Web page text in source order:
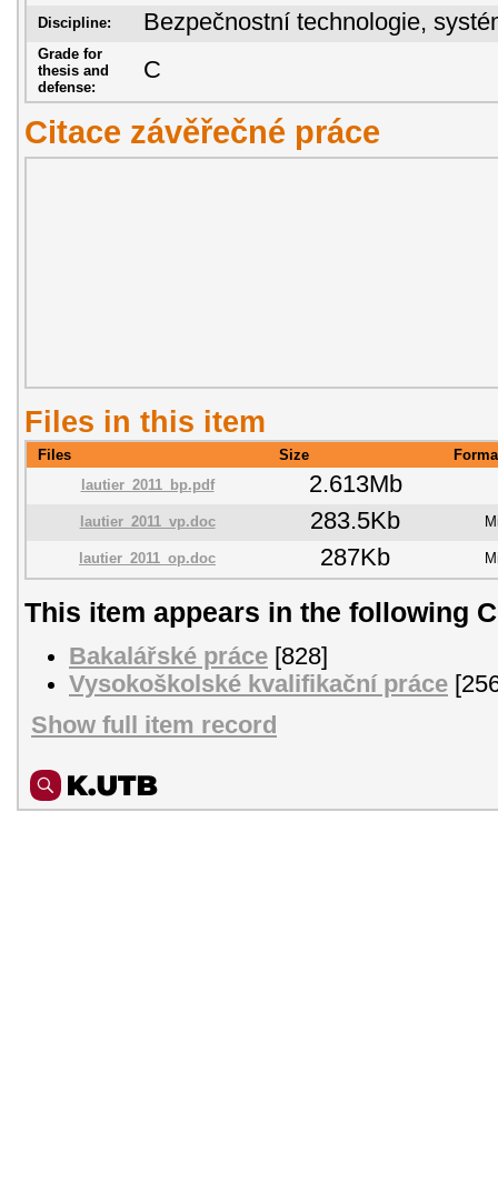
Discipline: Bezpečnostní technologie,
Grade for
thesis and
defense:
C
Citace závěřečné práce
Files in this item
Files Size
lautier_2011_bp.pdf
2.613Mb
lautier_2011_vp.doc 283.5Kb
lautier_2011_op.doc 287Kb
This item appears in the following
Bakalářské práce [828]
Vysokoškolské kvalifikační práce
Show full item record